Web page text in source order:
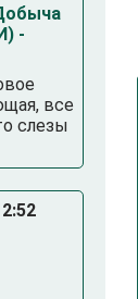
-
все
слезы